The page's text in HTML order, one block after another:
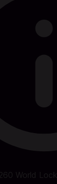
World